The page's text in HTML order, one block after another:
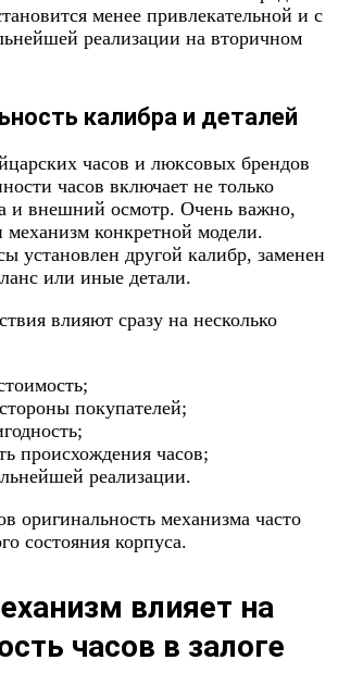
менее привлекательной и с
реализации на вторичном
калибра и деталей
часов и люксовых брендов
часов включает не только
и внешний осмотр. Очень важно,
механизм конкретной модели.
установлен другой калибр, заменен
или иные детали.
влияют сразу на несколько
покупателей;
происхождения часов;
реализации.
оригинальность механизма часто
состояния корпуса.
влияет на
часов в залоге